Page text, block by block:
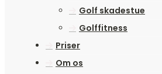
Golf skadestue
Golffitness
Priser
Om os